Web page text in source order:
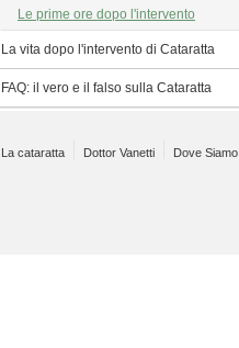
Le prime ore dopo l'intervento
La vita dopo l'intervento di Cataratta
FAQ: il vero e il falso sulla Cataratta
Dove Siamo
Dottor Vanetti
La cataratta